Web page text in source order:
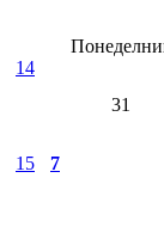
14
31
15 7